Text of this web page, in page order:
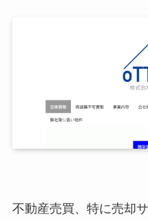
不動産売買、特に売却